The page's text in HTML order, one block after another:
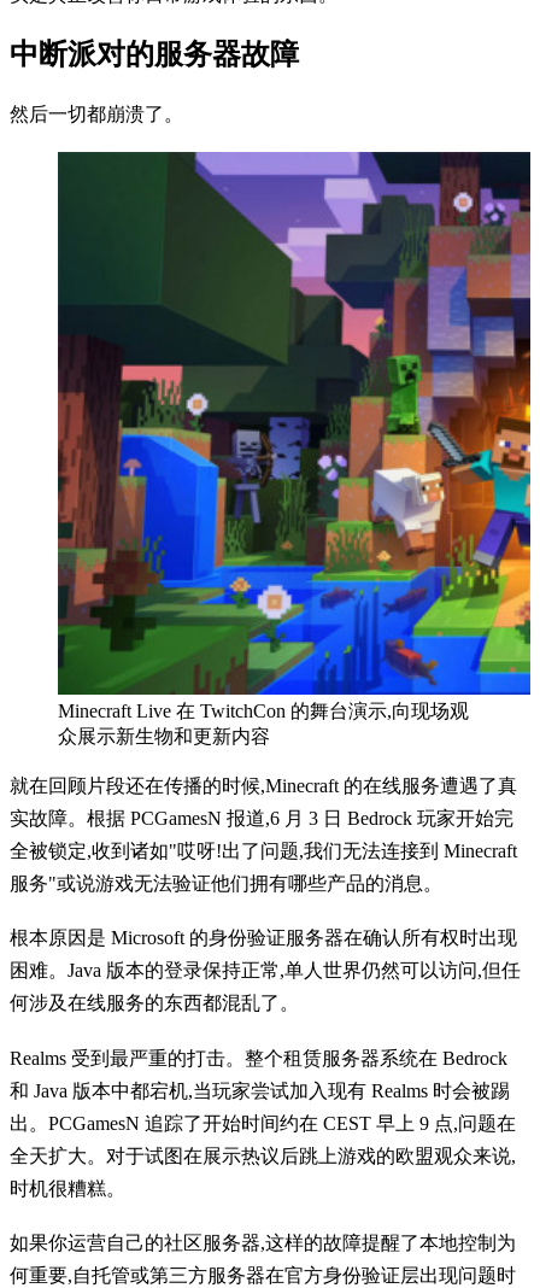
中断派对的服务器故障
然后一切都崩溃了。
Minecraft Live 在 TwitchCon 的舞台演示,向现场观
众展示新生物和更新内容
就在回顾片段还在传播的时候,Minecraft 的在线服务遭遇了真
实故障。根据 PCGamesN 报道,6 月 3 日 Bedrock 玩家开始完
全被锁定,收到诸如"哎呀!出了问题,我们无法连接到 Minecraft
服务"或说游戏无法验证他们拥有哪些产品的消息。
根本原因是 Microsoft 的身份验证服务器在确认所有权时出现
困难。Java 版本的登录保持正常,单人世界仍然可以访问,但任
何涉及在线服务的东西都混乱了。
Realms 受到最严重的打击。整个租赁服务器系统在 Bedrock
和 Java 版本中都宕机,当玩家尝试加入现有 Realms 时会被踢
出。PCGamesN 追踪了开始时间约在 CEST 早上 9 点,问题在
全天扩大。对于试图在展示热议后跳上游戏的欧盟观众来说,
时机很糟糕。
如果你运营自己的社区服务器,这样的故障提醒了本地控制为
何重要,自托管或第三方服务器在官方身份验证层出现问题时